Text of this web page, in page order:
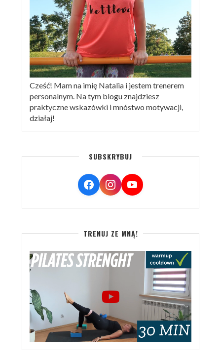
Cześć! Mam na imię Natalia i jestem trenerem
personalnym. Na tym blogu znajdziesz
praktyczne wskazówki i mnóstwo motywacji,
działaj!
SUBSKRYBUJ
TRENUJ ZE MNĄ!